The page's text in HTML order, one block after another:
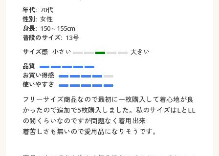
年代: 70代
性別: 女性
身長: 150～155cm
普段のサイズ: 13号
サイズ感 小さい
大きい
品質
お買い得感
使いやすさ
フリーサイズ商品なので最初に一枚購入して着心地が良
かったので追加で5枚購入しました。私のサイズはLとLL
の間くらいなのですが問題なく着用出来
着苦しさも無いので愛用品になりそうです。